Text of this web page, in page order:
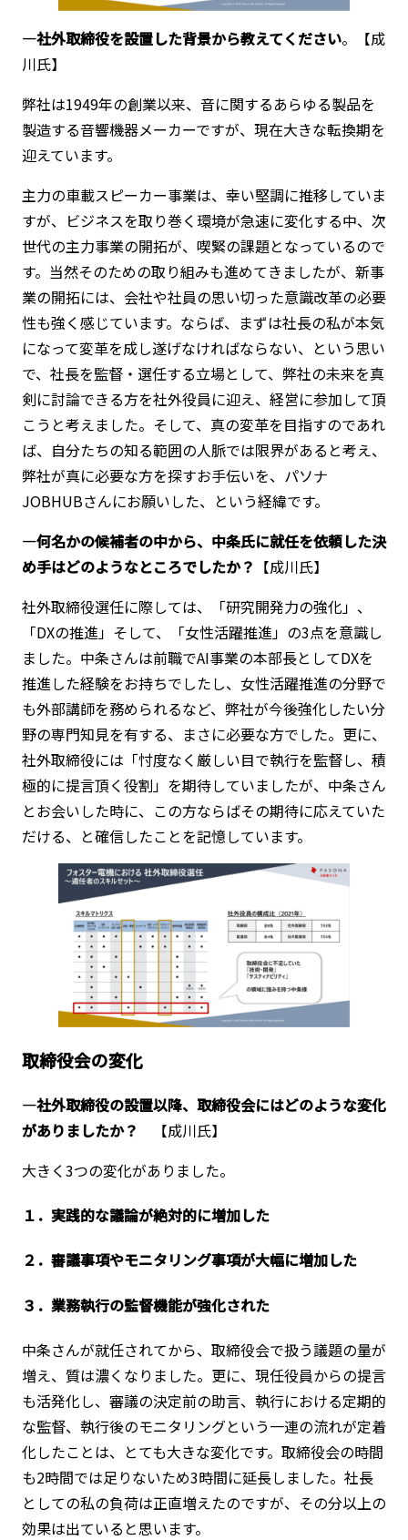
―社外取締役を設置した背景から教えてください。【成
川氏】
弊社は1949年の創業以来、音に関するあらゆる製品を
製造する音響機器メーカーですが、現在大きな転換期を
迎えています。
主力の車載スピーカー事業は、幸い堅調に推移していま
すが、ビジネスを取り巻く環境が急速に変化する中、次
世代の主力事業の開拓が、喫緊の課題となっているので
す。当然そのための取り組みも進めてきましたが、新事
業の開拓には、会社や社員の思い切った意識改革の必要
性も強く感じています。ならば、まずは社長の私が本気
になって変革を成し遂げなければならない、という思い
で、社長を監督・選任する立場として、弊社の未来を真
剣に討論できる方を社外役員に迎え、経営に参加して頂
こうと考えました。そして、真の変革を目指すのであれ
ば、自分たちの知る範囲の人脈では限界があると考え、
弊社が真に必要な方を探すお手伝いを、パソナ
JOBHUBさんにお願いした、という経緯です。
―何名かの候補者の中から、中条氏に就任を依頼した決
め手はどのようなところでしたか？ 【成川氏】
社外取締役選任に際しては、「研究開発力の強化」、
「DXの推進」そして、「女性活躍推進」の3点を意識し
ました。中条さんは前職でAI事業の本部長としてDXを
推進した経験をお持ちでしたし、女性活躍推進の分野で
も外部講師を務められるなど、弊社が今後強化したい分
野の専門知見を有する、まさに必要な方でした。更に、
社外取締役には「忖度なく厳しい目で執行を監督し、積
極的に提言頂く役割」を期待していましたが、中条さん
とお会いした時に、この方ならばその期待に応えていた
だける、と確信したことを記憶しています。
取締役会の変化
―社外取締役の設置以降、取締役会にはどのような変化
がありましたか？
【成川氏】
大きく3つの変化がありました。
１．実践的な議論が絶対的に増加した
２．審議事項やモニタリング事項が大幅に増加した
３．業務執行の監督機能が強化された
中条さんが就任されてから、取締役会で扱う議題の量が
増え、質は濃くなりました。更に、現任役員からの提言
も活発化し、審議の決定前の助言、執行における定期的
な監督、執行後のモニタリングという一連の流れが定着
化したことは、とても大きな変化です。取締役会の時間
も2時間では足りないため3時間に延長しました。社長
としての私の負荷は正直増えたのですが、その分以上の
効果は出ていると思います。